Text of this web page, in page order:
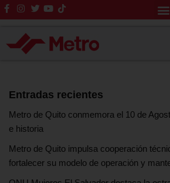
Saltar
al
Entradas recientes
Metro de Quito conmemora el 10 de
e historia
Metro de Quito impulsa cooperación
fortalecer su modelo de operación y